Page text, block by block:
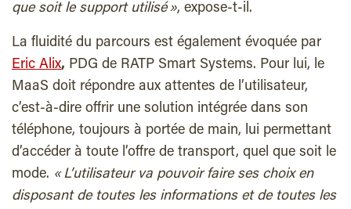
que soit le support utilisé », expose-t-il.
La fluidité du parcours est également évoquée par
Eric Alix, PDG de RATP Smart Systems. Pour lui, le
MaaS doit répondre aux attentes de l’utilisateur,
c’est-à-dire offrir une solution intégrée dans son
téléphone, toujours à portée de main, lui permettant
d’accéder à toute l’offre de transport, quel que soit le
mode. « L’utilisateur va pouvoir faire ses choix en
disposant de toutes les informations et de toutes les